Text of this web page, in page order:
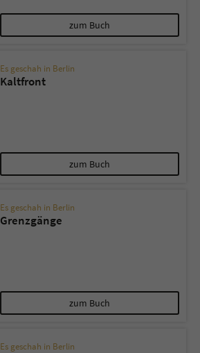
zum Buch
Es geschah in Berlin
Kaltfront
zum Buch
Es geschah in Berlin
Grenzgänge
zum Buch
Es geschah in Berlin